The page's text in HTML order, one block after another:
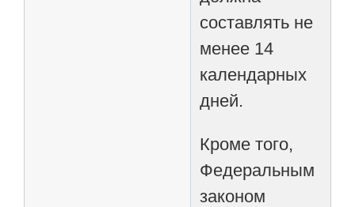
составлять не
менее 14
календарных
дней.
Кроме того,
Федеральным
законом